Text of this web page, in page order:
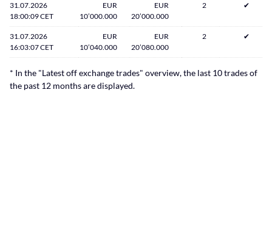
31.07.2026
18:00:09 CET
EUR
10’000.000
EUR
20’000.000
2 ✔
31.07.2026
16:03:07 CET
EUR
10’040.000
EUR
20’080.000
2 ✔
* In the "Latest off exchange trades" overview, the last 10 trades of
the past 12 months are displayed.